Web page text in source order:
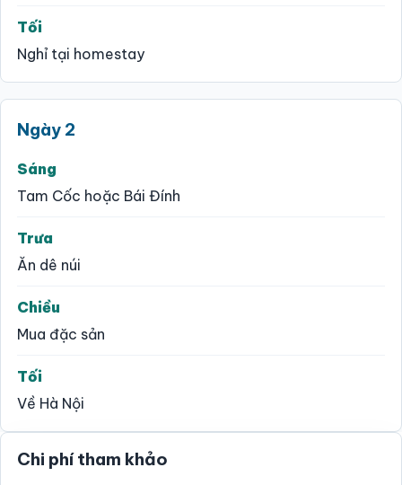
Tối
Nghỉ tại homestay
Ngày 2
Sáng
Tam Cốc hoặc Bái Đính
Trưa
Ăn dê núi
Chiều
Mua đặc sản
Tối
Về Hà Nội
Chi phí tham khảo